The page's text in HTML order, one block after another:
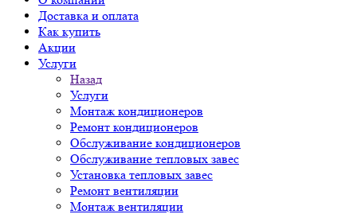
Доставка и оплата
Как купить
Акции
Услуги
Назад
Услуги
Монтаж кондиционеров
Ремонт кондиционеров
Обслуживание кондиционеров
Обслуживание тепловых завес
Установка тепловых завес
Ремонт вентиляции
Монтаж вентиляции